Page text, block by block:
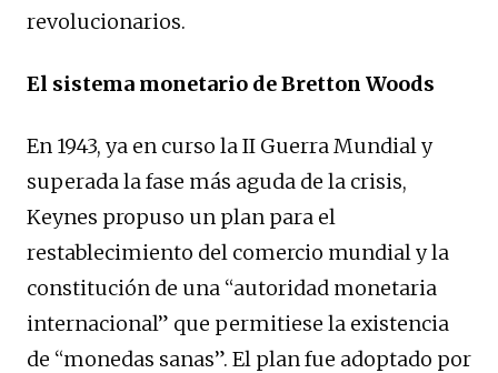
revolucionarios.
El sistema monetario de Bretton Woods
En 1943, ya en curso la II Guerra Mundial y
superada la fase más aguda de la crisis,
Keynes propuso un plan para el
restablecimiento del comercio mundial y la
constitución de una “autoridad monetaria
internacional” que permitiese la existencia
de “monedas sanas”. El plan fue adoptado por